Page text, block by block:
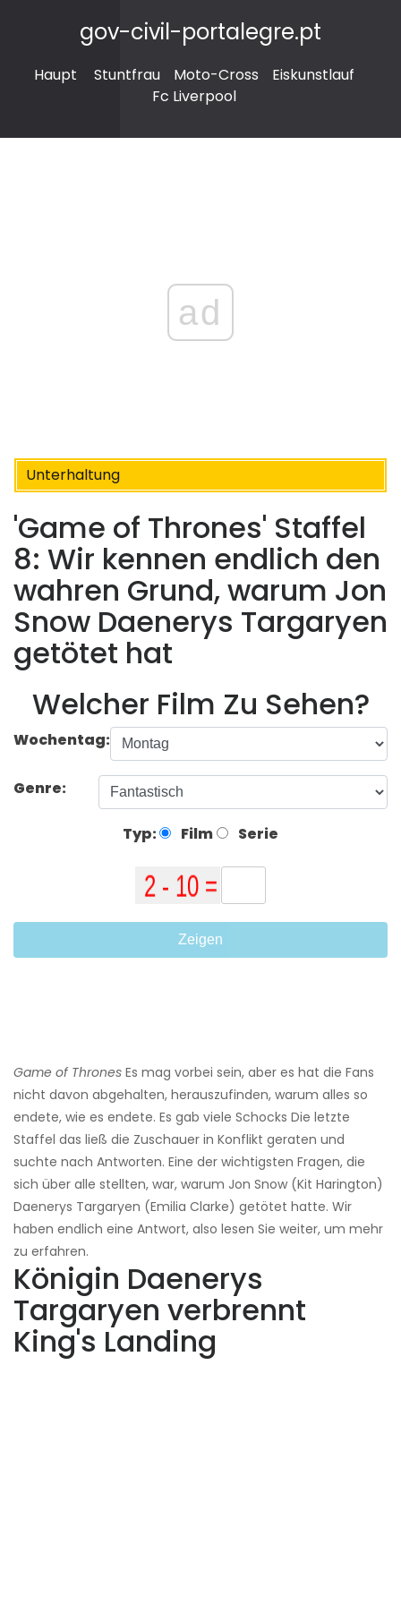
gov-civil-portalegre.pt
Haupt Stuntfrau Moto-Cross
Eiskunstlauf
Fc Liverpool
ad
Unterhaltung
'Game of Thrones' Staffel
8: Wir kennen endlich den
wahren Grund, warum Jon
Snow Daenerys Targaryen
getötet hat
Welcher Film Zu Sehen?
Wochentag:
Genre:
Typ: Film Serie
Zeigen
Game of Thrones Es mag vorbei sein, aber es hat die Fans
nicht davon abgehalten, herauszufinden, warum alles so
endete, wie es endete. Es gab viele Schocks Die letzte
Staffel das ließ die Zuschauer in Konflikt geraten und
suchte nach Antworten. Eine der wichtigsten Fragen, die
sich über alle stellten, war, warum Jon Snow (Kit Harington)
Daenerys Targaryen (Emilia Clarke) getötet hatte. Wir
haben endlich eine Antwort, also lesen Sie weiter, um mehr
zu erfahren.
Königin Daenerys
Targaryen verbrennt
King's Landing